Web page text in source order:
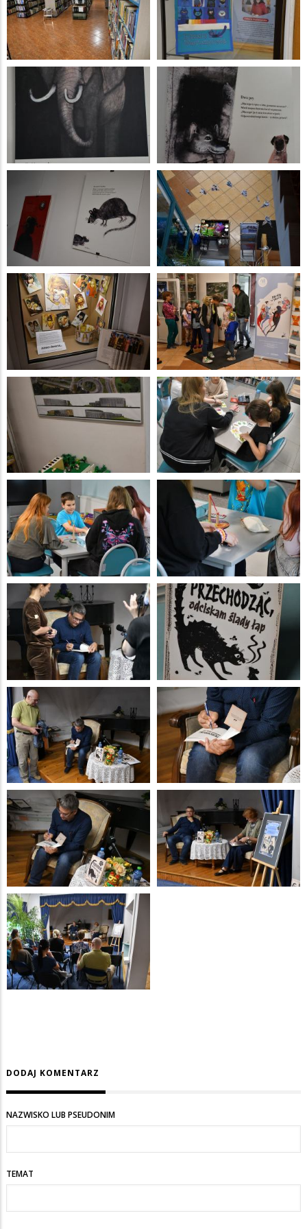
DODAJ KOMENTARZ
NAZWISKO LUB PSEUDONIM
TEMAT